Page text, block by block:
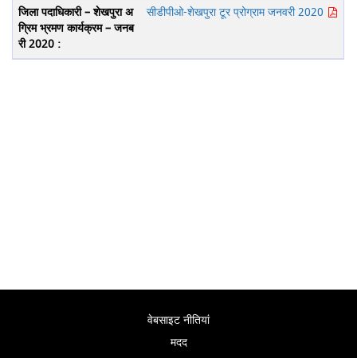
सीडीपीओ-शेखपुरा टूर प्रोग्राम जनवरी 2020
वेबसाइट नीतियां
मदद